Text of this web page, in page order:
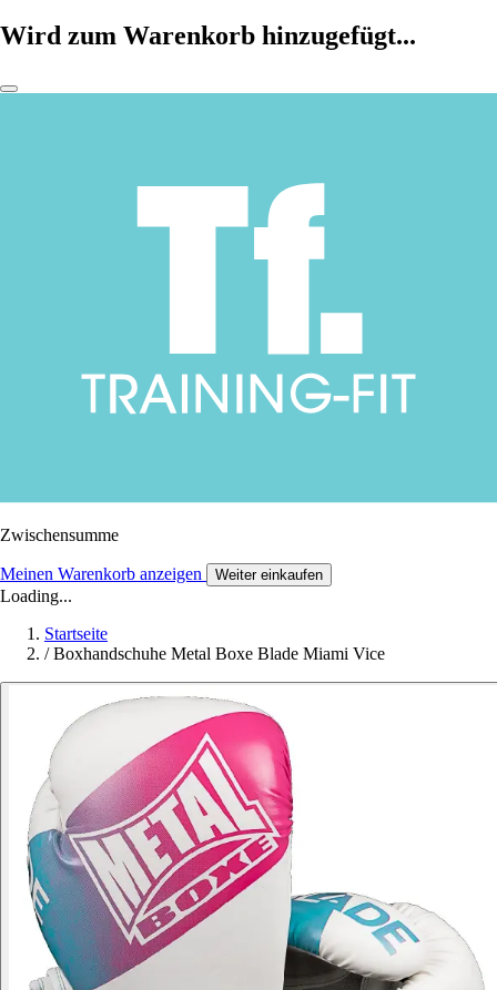
Wird zum Warenkorb hinzugefügt...
Zwischensumme
Meinen Warenkorb anzeigen Weiter einkaufen
Loading...
Startseite
/ Boxhandschuhe Metal Boxe Blade Miami Vice